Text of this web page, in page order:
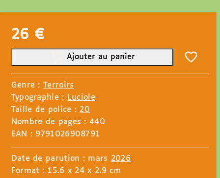
26 €
Ajouter au panier
Genre :Terroirs
Typographie : Luciole
Taille de police : 20
Nombre de pages : 440
EAN : 9791026908791
Date de parution : mars 2026
Format : 15.6 x 24 x 2.9 cm